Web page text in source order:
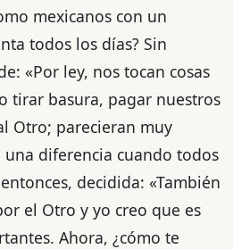
mexicanos con un
todos los días? Sin
«Por ley, nos tocan cosas
tirar basura, pagar nuestros
Otro; parecieran muy
una diferencia cuando todos
decidida: «También
el Otro y yo creo que es
Ahora, ¿cómo te